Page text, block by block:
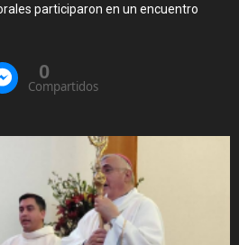
participaron en un encuentro
0
Compartidos